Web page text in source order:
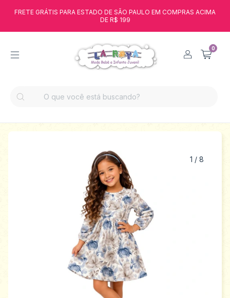
FRETE GRÁTIS PARA ESTADO DE SÃO PAULO EM COMPRAS ACIMA
DE R$ 199
0
1 / 8